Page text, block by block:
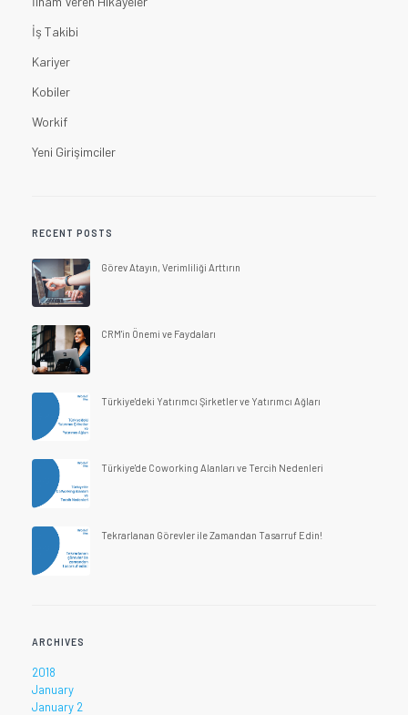
İş Takibi
Kariyer
Kobiler
Workif
Yeni Girişimciler
RECENT POSTS
Görev Atayın, Verimliliği Arttırın
CRM'in Önemi ve Faydaları
Türkiye'deki Yatırımcı Şirketler ve Yatırımcı Ağları
Türkiye'de Coworking Alanları ve Tercih Nedenleri
Tekrarlanan Görevler ile Zamandan Tasarruf Edin!
ARCHIVES
2018
January
January 2